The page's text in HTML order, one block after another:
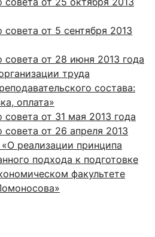
совета от 5 сентября 2013
совета от 28 июня 2013 года
труда
состава:
оплата»
совета от 31 мая 2013 года
совета от 26 апреля 2013
реализации принципа
подхода к подготовке
факультете